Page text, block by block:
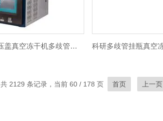
小试多糖冻干粉压盖真空冻干机多歧管干燥机
共 2129 条记录，当前 60 / 178 页 首页 上一页